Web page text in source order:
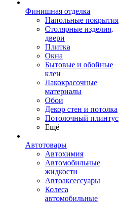
Финишная отделка
Напольные покрытия
Столярные изделия,
двери
Плитка
Окна
Бытовые и обойные
клеи
Лакокрасочные
материалы
Обои
Декор стен и потолка
Потолочный плинтус
Ещё
Автотовары
Автохимия
Автомобильные
жидкости
Автоаксессуары
Колеса
автомобильные